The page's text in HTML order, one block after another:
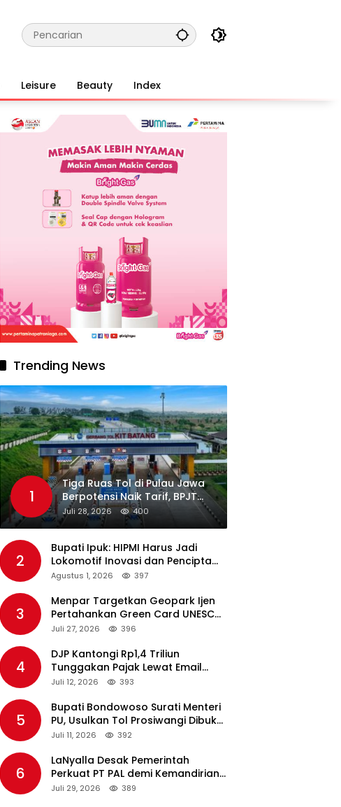
Leisure Beauty Index
Trending News
1
Tiga Ruas Tol di Pulau Jawa
Berpotensi Naik Tarif, BPJT
Tunggu Hasil Evaluasi
Standar Pelayanan
Juli 28, 2026 400
2
Bupati Ipuk: HIPMI Harus Jadi
Lokomotif Inovasi dan Pencipta
Lapangan Kerja
Agustus 1, 2026 397
3
Menpar Targetkan Geopark Ijen
Pertahankan Green Card UNESCO
pada Revalidasi Agustus 2026
Juli 27, 2026 396
4
DJP Kantongi Rp1,4 Triliun
Tunggakan Pajak Lewat Email
Pengingat, Total Piutang Masih
Juli 12, 2026 393
5
Bupati Bondowoso Surati Menteri
PU, Usulkan Tol Prosiwangi Dibuka
Sementara
Juli 11, 2026 392
6
LaNyalla Desak Pemerintah
Perkuat PT PAL demi Kemandirian
Industri Pertahanan Maritim
Juli 29, 2026 389